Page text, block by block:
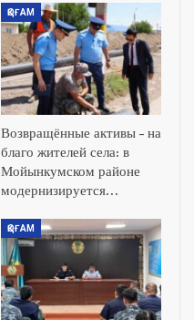
ҚОҒАМ
Возвращённые активы – на
благо жителей села: в
Мойынкумском районе
модернизируется…
ҚОҒАМ